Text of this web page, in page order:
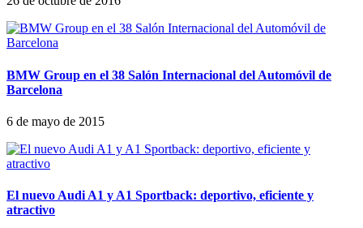
BMW Group en el 38 Salón Internacional del Automóvil de
Barcelona
6 de mayo de 2015
El nuevo Audi A1 y A1 Sportback: deportivo, eficiente y
atractivo